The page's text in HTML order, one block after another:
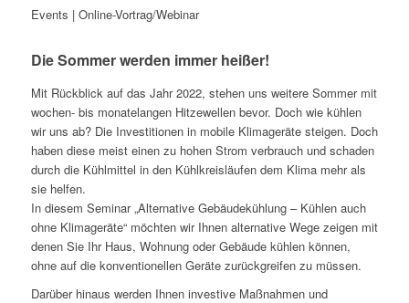
Events | Online-Vortrag/Webinar
Die Sommer werden immer heißer!
Mit Rückblick auf das Jahr 2022, stehen uns weitere Sommer mit
wochen- bis monatelangen Hitzewellen bevor. Doch wie kühlen
wir uns ab? Die Investitionen in mobile Klimageräte steigen. Doch
haben diese meist einen zu hohen Strom verbrauch und schaden
durch die Kühlmittel in den Kühlkreisläufen dem Klima mehr als
sie helfen.
In diesem Seminar „Alternative Gebäudekühlung – Kühlen auch
ohne Klimageräte“ möchten wir Ihnen alternative Wege zeigen mit
denen Sie Ihr Haus, Wohnung oder Gebäude kühlen können,
ohne auf die konventionellen Geräte zurückgreifen zu müssen.
Darüber hinaus werden Ihnen investive Maßnahmen und